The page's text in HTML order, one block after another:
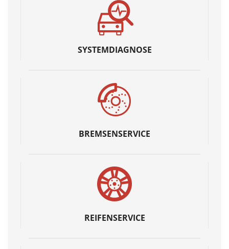
SYSTEMDIAGNOSE
BREMSENSERVICE
REIFENSERVICE